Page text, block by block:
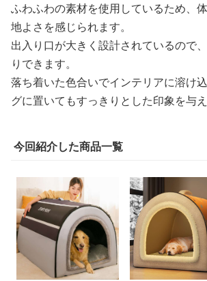
ふわふわの素材を使用しているため、
地よさを感じられます。
出入り口が大きく設計されているので
りできます。
落ち着いた色合いでインテリアに溶け
グに置いてもすっきりとした印象を与え
今回紹介した商品一覧